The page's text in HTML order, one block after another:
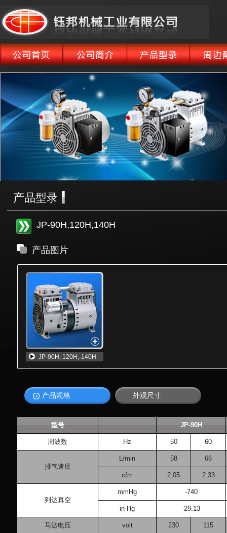
产品型录
JP-90H,120H,140H
产品图片
JP-90H, 120H,-140H
产品规格 外观尺寸
型号 JP-90H
周波数 Hz 50 60
排气速度
L/min 58 66
cfm 2.05 2.33
到达真空
mmHg -740
in-Hg -29.13
马达电压 volt 230 115